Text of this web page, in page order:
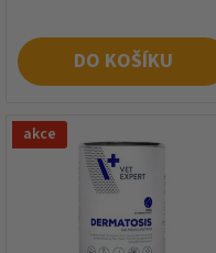
DO KOŠÍKU
akce